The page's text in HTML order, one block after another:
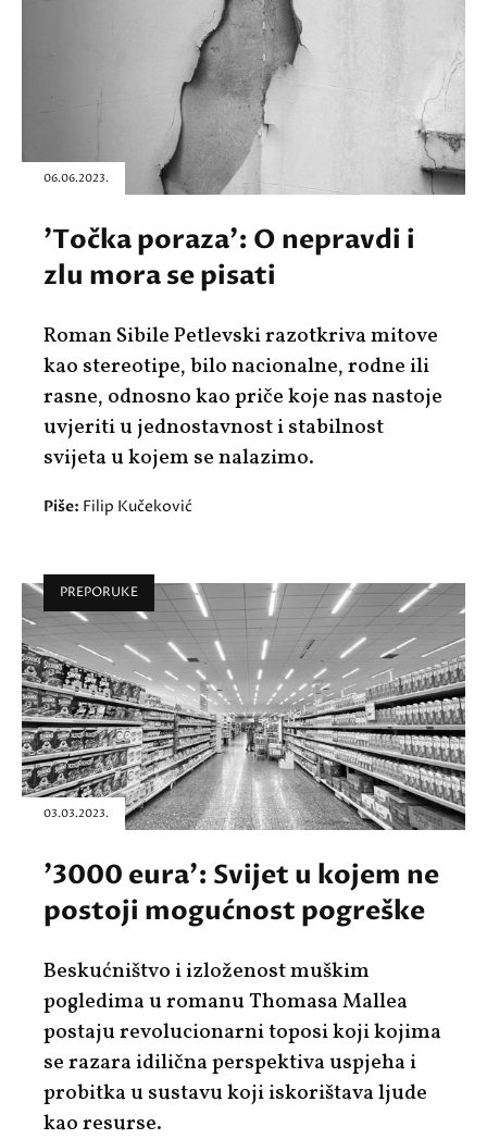
06.06.2023.
'Točka poraza': O nepravdi i
zlu mora se pisati
Roman Sibile Petlevski razotkriva mitove
kao stereotipe, bilo nacionalne, rodne ili
rasne, odnosno kao priče koje nas nastoje
uvjeriti u jednostavnost i stabilnost
svijeta u kojem se nalazimo.
Piše: Filip Kučeković
PREPORUKE
03.03.2023.
'3000 eura': Svijet u kojem ne
postoji mogućnost pogreške
Beskućništvo i izloženost muškim
pogledima u romanu Thomasa Mallea
postaju revolucionarni toposi koji kojima
se razara idilična perspektiva uspjeha i
probitka u sustavu koji iskorištava ljude
kao resurse.